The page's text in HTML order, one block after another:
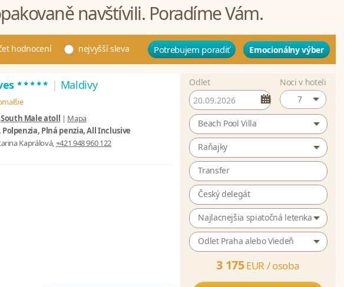
navštívili. Poradíme Vám.
hodnocení nejvyšší sleva Potrebujem poradiť Emocionálny výber
***** | Maldivy
South Male atoll | Mapa
Polpenzia, Plná penzia, All Inclusive
Kaprálová,+421 948 960 122
Odlet
Noci v hoteli
7
Beach Pool Villa
Raňajky
Transfer
Český delegát
Najlacnejšia spiatočná letenka
Odlet Praha alebo Viedeň
3 175EUR /osoba